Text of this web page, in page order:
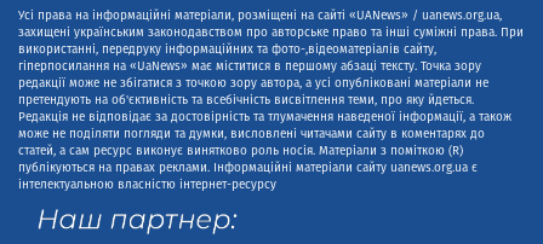
Усі права на інформаційні матеріали, розміщені на сайті «UANews» / uanews.org.ua,
захищені українським законодавством про авторське право та інші суміжні права. При
використанні, передруку інформаційних та фото-,відеоматеріалів сайту,
гіперпосилання на «UaNews» має міститися в першому абзаці тексту. Точка зору
редакції може не збігатися з точкою зору автора, а усі опубліковані матеріали не
претендують на об'єктивність та всебічність висвітлення теми, про яку йдеться.
Редакція не відповідає за достовірність та тлумачення наведеної інформації, а також
може не поділяти погляди та думки, висловлені читачами сайту в коментарях до
статей, а сам ресурс виконує винятково роль носія. Матеріали з поміткою (R)
публікуються на правах реклами. Інформаційні матеріали сайту uanews.org.ua є
інтелектуальною власністю інтернет-ресурсу